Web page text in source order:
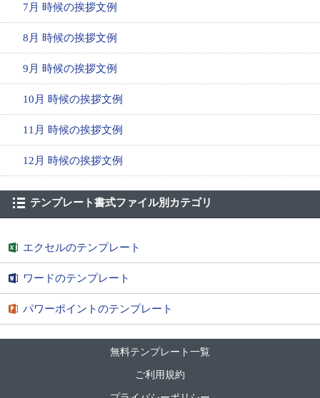
7月 時候の挨拶文例
8月 時候の挨拶文例
9月 時候の挨拶文例
10月 時候の挨拶文例
11月 時候の挨拶文例
12月 時候の挨拶文例
テンプレート書式ファイル別カテゴリ
エクセルのテンプレート
ワードのテンプレート
パワーポイントのテンプレート
無料テンプレート一覧
ご利用規約